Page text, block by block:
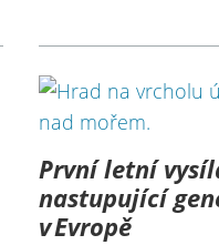
První letní
nastupující
v Evropě